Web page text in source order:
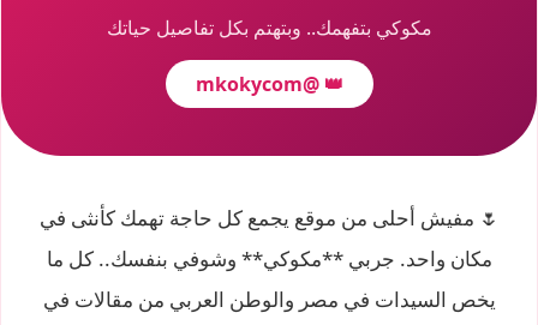
مكوكي بتفهمك.. وبتهتم بكل تفاصيل حياتك
👑
@mkokycom
🌷 مفيش أحلى من موقع يجمع كل حاجة تهمك كأنثى في
مكان واحد. جربي **مكوكي** وشوفي بنفسك.. كل ما
يخص السيدات في مصر والوطن العربي من مقالات في